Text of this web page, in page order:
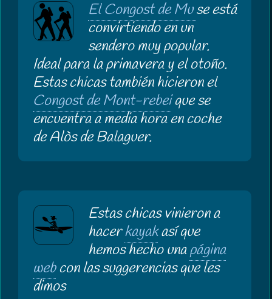
El Congost de Muse está
convirtiendo en un
sendero muy popular.
Ideal para la primavera y el otoño.
Estas chicas también hicieron el
Congost de Mont-rebeique se
encuentra a media hora en coche
de Alòs de Balaguer.
Estas chicas vinieron a
hacerkayakasí que
hemos hecho unapágina
webcon las suggerencias que les
dimos